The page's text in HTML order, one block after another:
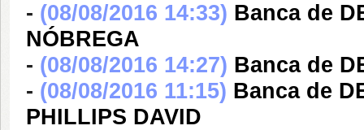
- (08/08/2016 14:33) Banca de
NÓBREGA
- (08/08/2016 14:27) Banca de
- (08/08/2016 11:15) Banca de
PHILLIPS DAVID